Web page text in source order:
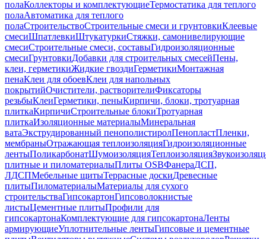
полаКоллекторы и комплектующиеТермостатика для теплого
полаАвтоматика для теплого
полаСтроительствоСтроительные смеси и грунтовкиКлеевые
смесиШпатлевкиШтукатуркиСтяжки, самонивелирующие
смесиСтроительные смеси, составыГидроизоляционные
смесиГрунтовкиДобавки для строительных смесейПены,
клеи, герметикиЖидкие гвоздиГерметикиМонтажная
пенаКлеи для обоевКлеи для напольных
покрытийОчистители, растворителиФиксаторы
резьбыКлеиГерметики, пеныКирпичи, блоки, тротуарная
плиткаКирпичиСтроительные блокиТротуарная
плиткаИзоляционные материалыМинеральная
ватаЭкструдированный пенополистиролПенопластПленки,
мембраныОтражающая теплоизоляцияГидроизоляционные
лентыПоликарбонатШумоизоляцияТеплоизоляция
плитные и пиломатериалыПлиты OSBФанераДСП,
ЛДСПМебельные щитыТеррасные доскиДревесные
плитыПиломатериалыМатериалы для сухого
строительстваГипсокартонГипсоволокнистые
листыЦементные плитыПрофили для
гипсокартонаКомплектующие для гипсокартонаЛенты
армирующиеУплотнительные лентыГипсовые и цементные